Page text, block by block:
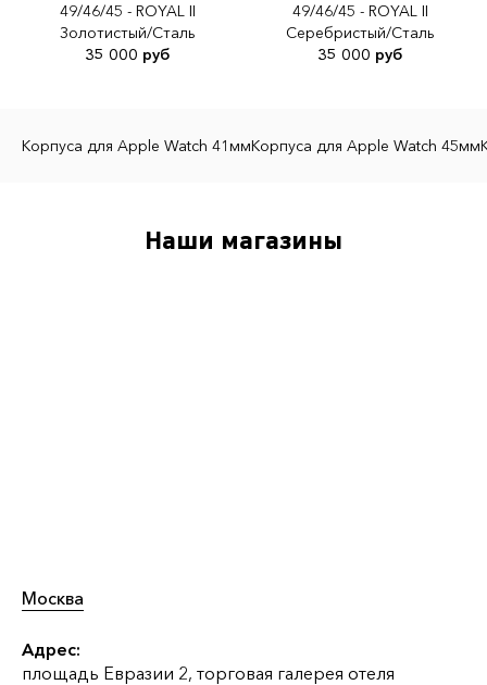
49/46/45 - ROYAL II
Золотистый/Сталь
35 000 руб
49/46/45 - ROYAL II
Серебристый/Сталь
35 000 руб
Корпуса для Apple Watch 41ммКорпуса для Apple Watch 45мм
Наши магазины
Москва
Адрес:
площадь Евразии 2, торговая галерея отеля